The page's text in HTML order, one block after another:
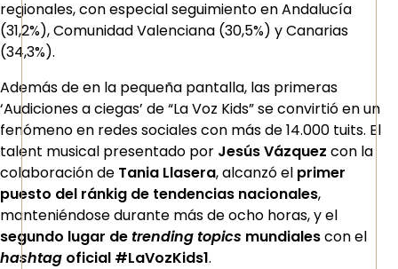
regionales, con especial seguimiento en Andalucía
(31,2%), Comunidad Valenciana (30,5%) y Canarias
(34,3%).
Además de en la pequeña pantalla, las primeras
‘Audiciones a ciegas’ de “La Voz Kids” se convirtió en un
fenómeno en redes sociales con más de 14.000 tuits. El
talent musical presentado por Jesús Vázquez con la
colaboración de Tania Llasera, alcanzó el primer
puesto del ránkig de tendencias nacionales,
manteniéndose durante más de ocho horas, y el
segundo lugar detrending topics mundialescon el
hashtag oficial #LaVozKids1.